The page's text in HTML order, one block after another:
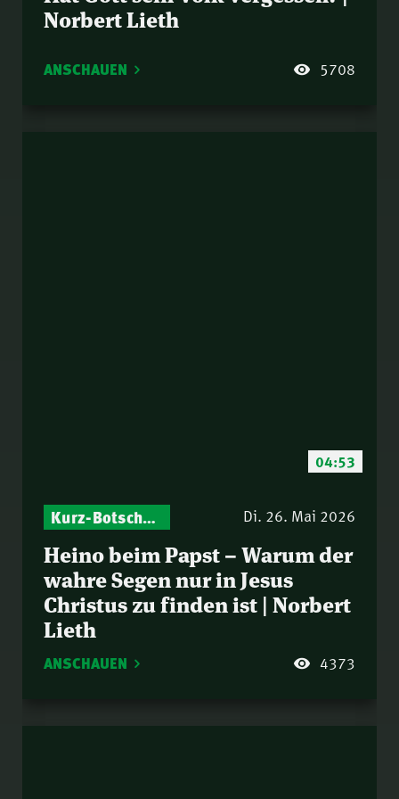
Norbert Lieth
ANSCHAUEN 5708
04:53
Kurz-Botschaften – Biblische Impulse mit Zukunft im Blick Di. 26. Mai 2026
Heino beim Papst – Warum der
wahre Segen nur in Jesus
Christus zu finden ist | Norbert
Lieth
ANSCHAUEN 4373